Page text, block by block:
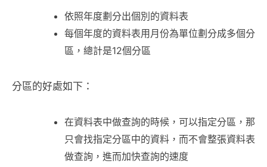
依照年度劃分出個別的資料表
每個年度的資料表用月份為單位劃分成多個分
區，總計是12個分區
分區的好處如下：
在資料表中做查詢的時候，可以指定分區，那
只會找指定分區中的資料，而不會整張資料表
做查詢，進而加快查詢的速度